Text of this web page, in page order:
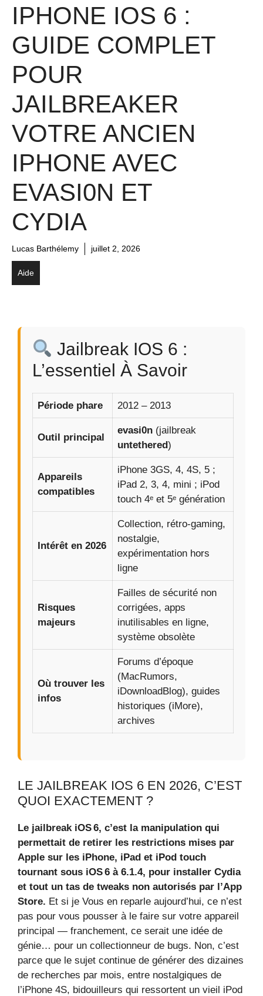
IPHONE IOS 6 :
GUIDE COMPLET
POUR
JAILBREAKER
VOTRE ANCIEN
IPHONE AVEC
EVASI0N ET
CYDIA
Lucas Barthélemy juillet 2, 2026
Aide
Jailbreak IOS 6 :
L’essentiel À Savoir
Période phare 2012 – 2013
Outil principal
evasi0n (jailbreak
untethered)
Appareils
compatibles
iPhone 3GS, 4, 4S, 5 ;
iPad 2, 3, 4, mini ; iPod
touch 4ᵉ et 5ᵉ génération
Intérêt en 2026
Collection, rétro-gaming,
nostalgie,
expérimentation hors
ligne
Risques
majeurs
Failles de sécurité non
corrigées, apps
inutilisables en ligne,
système obsolète
Où trouver les
infos
Forums d’époque
(MacRumors,
iDownloadBlog), guides
historiques (iMore),
archives
LE JAILBREAK IOS 6 EN 2026, C’EST
QUOI EXACTEMENT ?
Le jailbreak iOS 6, c’est la manipulation qui
permettait de retirer les restrictions mises par
Apple sur les iPhone, iPad et iPod touch
tournant sous iOS 6 à 6.1.4, pour installer Cydia
et tout un tas de tweaks non autorisés par l’App
Store. Et si je Vous en reparle aujourd’hui, ce n’est
pas pour vous pousser à le faire sur votre appareil
principal — franchement, ce serait une idée de
génie… pour un collectionneur de bugs. Non, c’est
parce que le sujet continue de générer des dizaines
de recherches par mois, entre nostalgiques de
l’iPhone 4S, bidouilleurs qui ressortent un vieil iPod